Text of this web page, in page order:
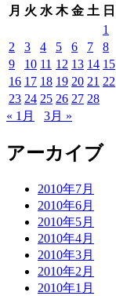
月 火 水 木 金 土 日
1
2
3 4 5 6 7
8
9
10 11 12 13 14 15
16 17 18 19 20 21 22
23 24 25 26 27 28
« 1月
3月 »
アーカイブ
2010年7月
2010年6月
2010年5月
2010年4月
2010年3月
2010年2月
2010年1月